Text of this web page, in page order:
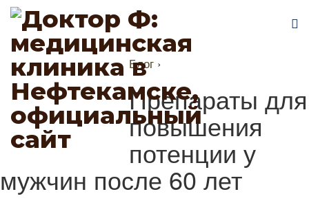
Блог ›
Препараты для
повышения
потенции у
мужчин после 60 лет